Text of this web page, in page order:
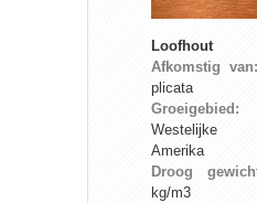
Loofhout
Afkomstig van:
plicata
Groeigebied:
Westelijke
Amerika
Droog
kg/m3